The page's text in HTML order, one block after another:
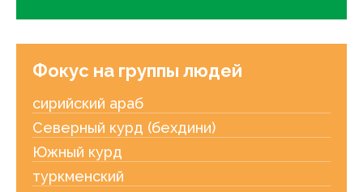
Фокус на группы людей
сирийский араб
Северный курд (бехдини)
Южный курд
туркменский